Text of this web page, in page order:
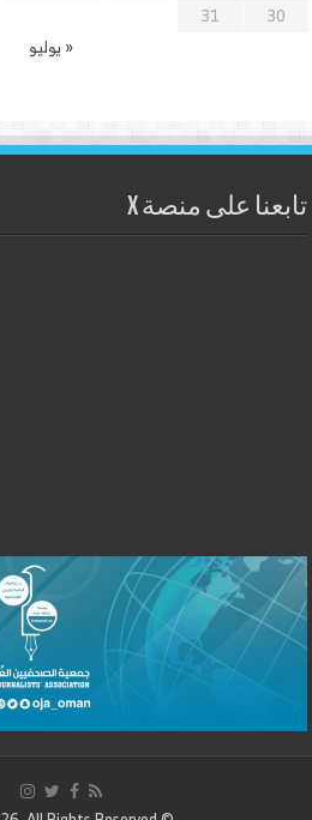
30
31
« يوليو
تابعنا على منصة X